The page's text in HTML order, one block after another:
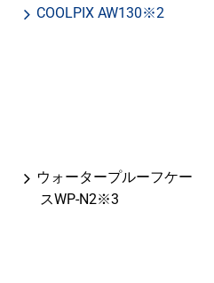
COOLPIX AW130※2
ウォータープルーフケー
スWP-N2※3